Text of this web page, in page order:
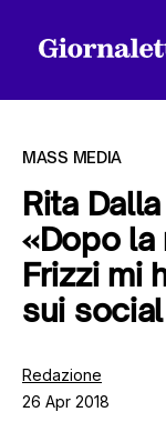
Tutti gli
MASS MEDIA
Rita
«Dopo la
Frizzi mi
sui
Redazione
26 Apr 2018